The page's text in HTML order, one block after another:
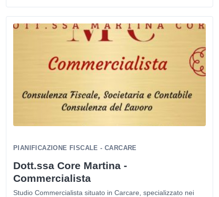
PIANIFICAZIONE FISCALE - CARCARE
Dott.ssa Core Martina -
Commercialista
Studio Commercialista situato in Carcare, specializzato nei